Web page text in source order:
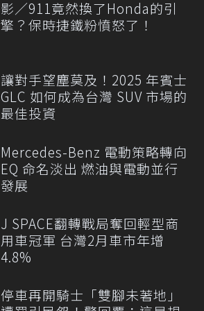
影／911竟然換了Honda的引
擎？保時捷鐵粉憤怒了！
讓對手望塵莫及！2025 年賓士
GLC 如何成為台灣 SUV 市場的
最佳投資
Mercedes-Benz 電動策略轉向
EQ 命名淡出 燃油與電動並行
發展
J SPACE翻轉戰局奪回輕型商
用車冠軍 台灣2月車市年增
4.8%
停車再開騎士「雙腳未著地」